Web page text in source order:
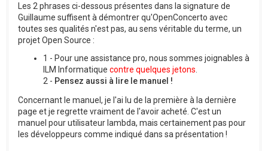
Les 2 phrases ci-dessous présentes dans la signature de
Guillaume suffisent à démontrer qu'OpenConcerto avec
toutes ses qualités n'est pas, au sens véritable du terme, un
projet Open Source :
1 - Pour une assistance pro, nous sommes joignables à
ILM Informatique contre quelques jetons
2 - Pensez aussi à lire le manuel !
Concernant le manuel, je l'ai lu de la première à la dernière
page et je regrette vraiment de l'avoir acheté. C'est un
manuel pour utilisateur lambda, mais certainement pas pour
les développeurs comme indiqué dans sa présentation !